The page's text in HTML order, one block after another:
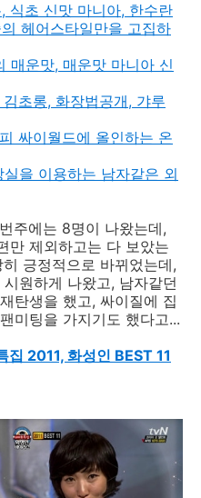
식초 신맛 마니아, 한수란
헤어스타일만을 고집하
매운맛, 매운맛 마니아 신
초롱, 화장법공개, 갸루
싸이월드에 올인하는 온
을 이용하는 남자같은 외
주에는 8명이 나왔는데,
만 제외하고는 다 보았는
긍정적으로 바뀌었는데,
원하게 나왔고, 남자같던
탄생을 했고, 싸이질에 집
미팅을 가지기도 했다고...
2011, 화성인 BEST 11